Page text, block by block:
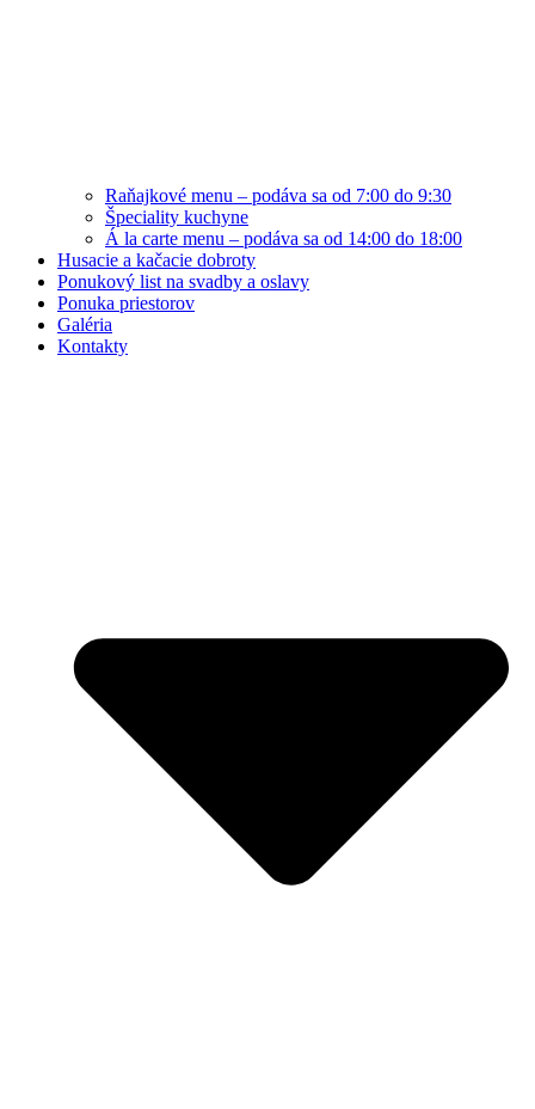
Raňajkové menu – podáva sa od 7:00 do 9:30
Špeciality kuchyne
Á la carte menu – podáva sa od 14:00 do 18:00
Husacie a kačacie dobroty
Ponukový list na svadby a oslavy
Ponuka priestorov
Galéria
Kontakty